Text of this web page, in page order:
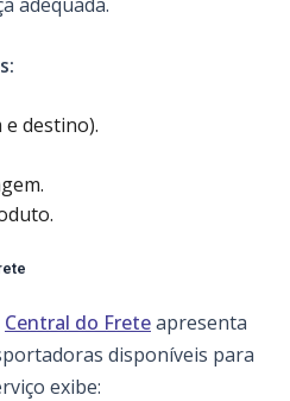
e destino).
Central do Freteapresenta
disponíveis para
exibe: